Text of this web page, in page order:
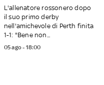
L'allenatore rossonero dopo
il suo primo derby
nell'amichevole di Perth finita
1-1: "Bene non...
05 ago - 18:00